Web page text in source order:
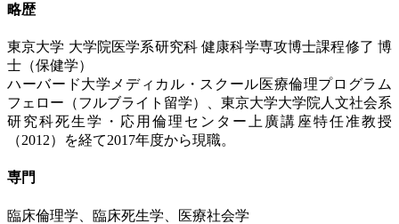
略歴
東京大学 大学院医学系研究科 健康科学専攻博士課程修了 博
士（保健学）
ハーバード大学メディカル・スクール医療倫理プログラム
フェロー（フルブライト留学）、東京大学大学院人文社会系
研究科死生学・応用倫理センター上廣講座特任准教授
（2012）を経て2017年度から現職。
専門
臨床倫理学、臨床死生学、医療社会学